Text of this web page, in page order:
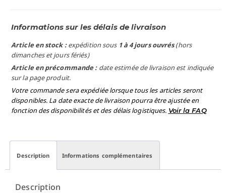
Informations sur les délais de livraison
Article en stock :expédition sous 1 à 4 jours ouvrés(hors
dimanches et jours fériés)
Article en précommande : date estimée de livraison est indiquée
sur la page produit.
Votre commande sera expédiée lorsque tous les articles seront
disponibles. La date exacte de livraison pourra être ajustée en
fonction des disponibilités et des délais logistiques. Voir la FAQ
Description Informations complémentaires
Description